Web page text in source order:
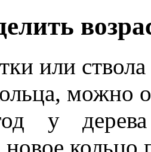
или
можно
у дерева